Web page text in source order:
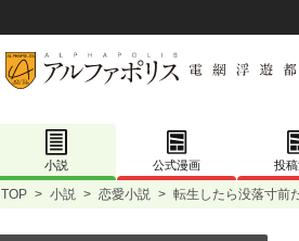
小説 公式漫画 投
TOP > 小説 > 恋愛小説 > 転生したら没落寸前